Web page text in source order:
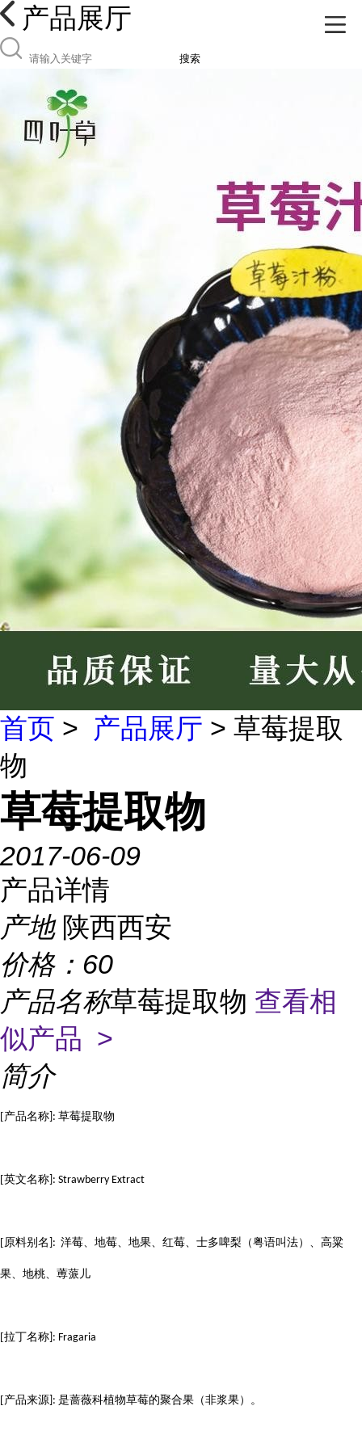
产品展厅
搜索
首页 > 产品展厅 > 草莓提取
物
草莓提取物
2017-06-09
产品详情
产地 陕西西安
价格： 60
产品名称草莓提取物 查看相
似产品 >
简介
[产品名称 ]: 草莓提取物
[英文名称 ]: Strawberry Extract
[原料别名 ]: 洋莓、地莓、地果、红莓、士多啤梨（粤语叫法）、高粱
果、地桃、蒪蒎儿
[拉丁名称 ]: Fragaria
[产品来源 ]: 是蔷薇科植物草莓的聚合果（非浆果）。